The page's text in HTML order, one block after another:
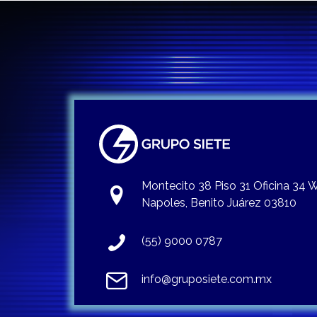
Montecito 38 Piso 31 Oficina 34
Napoles, Benito Juárez 03810
(55) 9000 0787
info@gruposiete.com.mx